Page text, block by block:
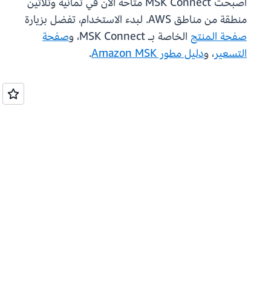
منطقة من مناطق AWS. لبدء الاستخدام، تفضل بزيارة
صفحة المنتج الخاصة بـ MSK Connect، و
صفحة
التسعير، ودليل مطور Amazon MSK .